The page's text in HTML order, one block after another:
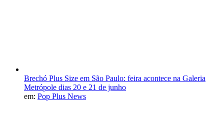
Brechó Plus Size em São Paulo: feira acontece na Galeria
Metrópole dias 20 e 21 de junho
em: Pop Plus News